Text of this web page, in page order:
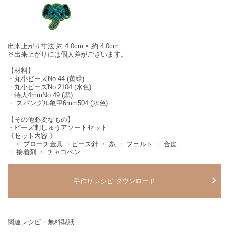
出来上がり寸法:約 4.0cm × 約 4.0cm
※出来上がりには個人差がございます。
【材料】
・丸小ビーズNo.44 (黄緑)
・丸小ビーズNo.2104 (水色)
・特大4mmNo.49 (黒)
・ スパングル亀甲6mm504 (水色)
【その他必要なもの】
・ビーズ刺しゅうアソートセット
《セット内容 》
・ ブローチ金具 ・ビーズ針 ・ 糸 ・ フェルト ・ 合皮
・ 接着剤 ・ チャコペン
手作りレシピ ダウンロード
関連レシピ・無料型紙